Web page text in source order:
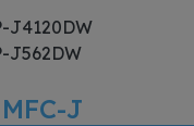
J4120DW
J562DW
J